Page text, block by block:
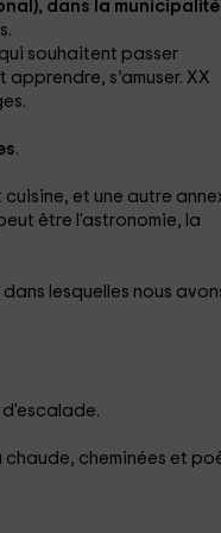
dans la municipalité
souhaitent passer
s’amuser. XX
.
et une autre
être l'astronomie, la
dans lesquelles nous
d'escalade.
cheminées et